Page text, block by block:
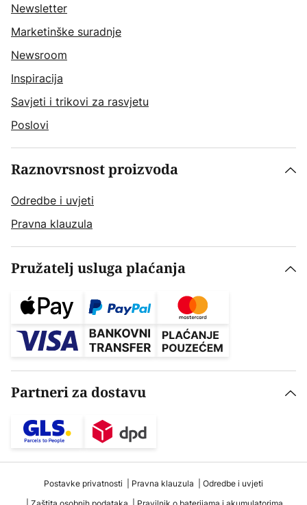
Newsletter
Marketinške suradnje
Newsroom
Inspiracija
Savjeti i trikovi za rasvjetu
Poslovi
Raznovrsnost proizvoda
Odredbe i uvjeti
Pravna klauzula
Pružatelj usluga plaćanja
Partneri za dostavu
Postavke privatnosti Pravna klauzula
Odredbe i uvjeti